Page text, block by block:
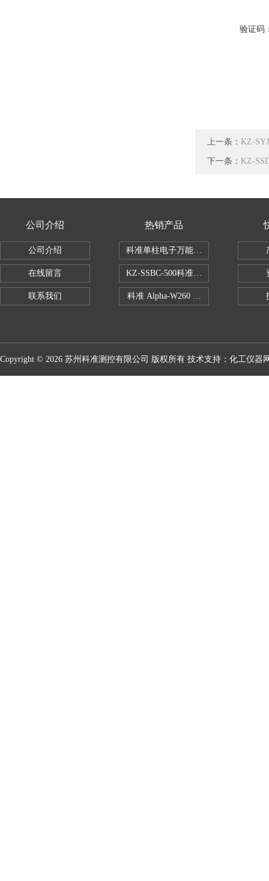
验证码
上一条： KZ-
下一条： KZ-
公司介绍
公司介绍
在线留言
联系我们
热销产品
科准单柱电子万能拉力机KZ-SSBC-500
KZ-SSBC-500科准单柱电子万能试验
科准 Alpha-W260 半导体全自动推拉
Copyright © 2026 苏州科准测控有限公司 版权所有 技术支持： 化工仪器